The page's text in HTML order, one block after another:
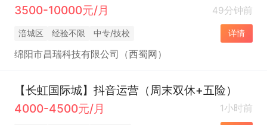
3500-10000元/月
49分钟前
涪城区 经验不限 中专/技校 详情
绵阳市昌瑞科技有限公司（西蜀网）
【长虹国际城】抖音运营（周末双休+五险）
4000-4500元/月
1小时前